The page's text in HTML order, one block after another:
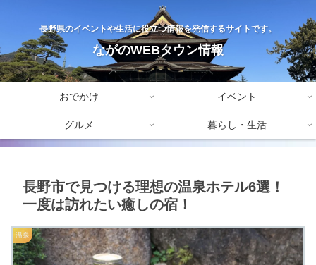
長野県のイベントや生活に役立つ情報を発信するサイトです。
ながのWEBタウン情報
おでかけ イベント
グルメ 暮らし・生活
長野市で見つける理想の温泉ホテル6選！
一度は訪れたい癒しの宿！
温泉